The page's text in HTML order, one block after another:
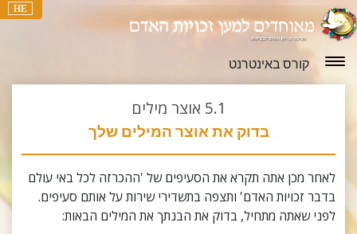
HE
קורס באינטרנט
5.1 אוצר מילים
בדוק את אוצר המילים שלך
לאחר מכן אתה תקרא את הסעיפים של 'ההכרזה לכל באי עולם
בדבר זכויות האדם' ותצפה בתשדירי שירות על אותם סעיפים.
לפני שאתה מתחיל, בדוק את הבנתך את המילים הבאות: